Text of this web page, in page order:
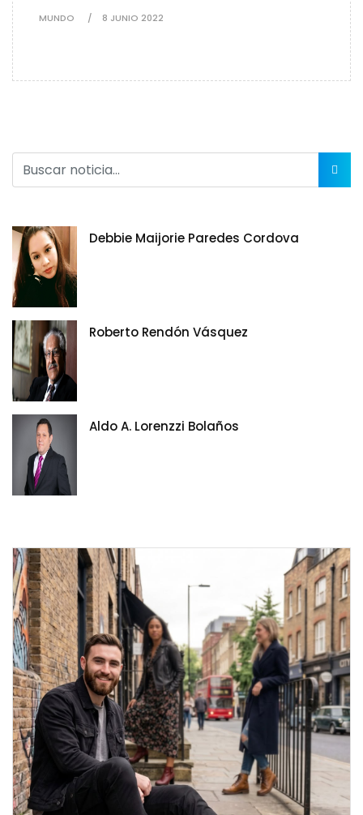
MUNDO 8 JUNIO 2022
Debbie Maijorie Paredes Cordova
Roberto Rendón Vásquez
Aldo A. Lorenzzi Bolaños